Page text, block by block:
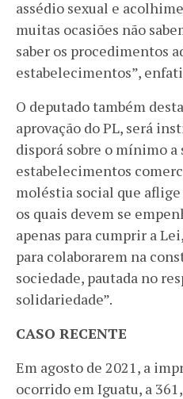
assédio sexual e
muitas ocasiões não
saber os procedimentos
estabelecimentos”,
O deputado também
aprovação do PL, será
disporá sobre o mínimo
estabelecimentos
moléstia social que
os quais devem se
apenas para cumprir a
para colaborarem na
sociedade, pautada no
solidariedade”.
CASO RECENTE
Em agosto de 2021, a
ocorrido em Iguatu, a